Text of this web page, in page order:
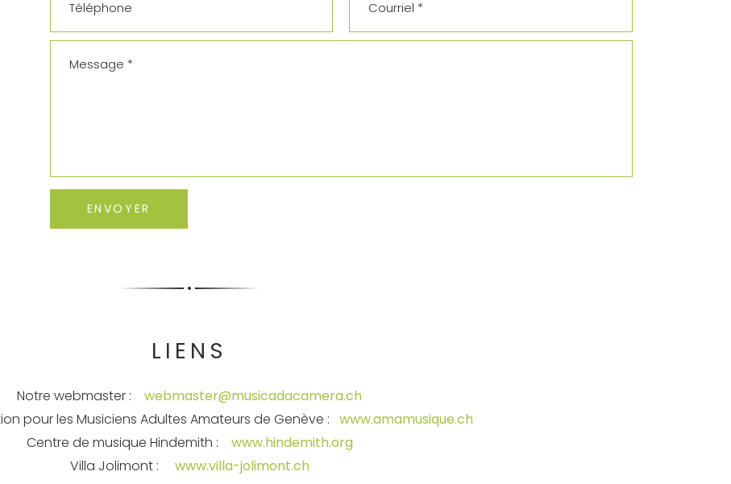
LIENS
Notre webmaster : webmaster@musicadacamera.ch
pour les Musiciens Adultes Amateurs de Genève : www.amamusique.ch
Centre de musique Hindemith : www.hindemith.org
Villa Jolimont : www.villa-jolimont.ch